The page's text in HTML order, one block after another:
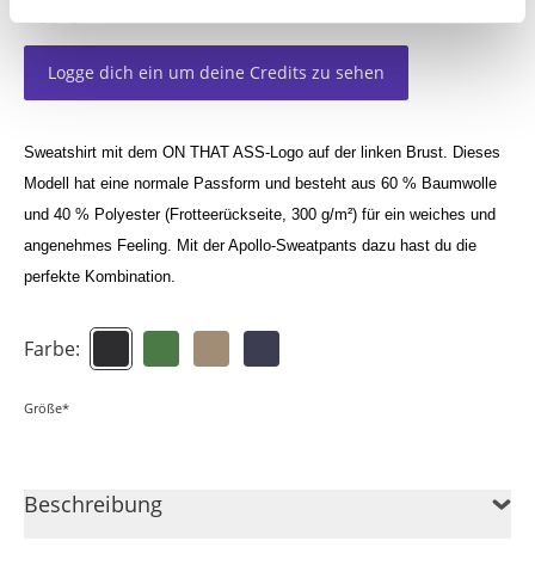
100 €
Logge dich ein um deine Credits zu sehen
Sweatshirt mit dem ON THAT ASS-Logo auf der linken Brust. Dieses
Modell hat eine normale Passform und besteht aus 60 % Baumwolle
und 40 % Polyester (Frotteerückseite, 300 g/m²) für ein weiches und
angenehmes Feeling. Mit der Apollo-Sweatpants dazu hast du die
perfekte Kombination.
Farbe:
Größe*
Beschreibung